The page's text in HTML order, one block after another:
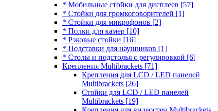
* Мобильные стойки для дисплеев [57]
* Стойки для громкоговорителей [1]
* Стойки для микрофонов [2]
* Полки для камер [10]
* Рэковые стойки [16]
* Подставки для наушников [1]
* Столы и подстолья с регулировкой [6]
Крепления Multibrackets [71]
Крепления для LCD / LED панелей
Multibrackets [26]
Стойки для LCD / LED панелей
Multibrackets [19]